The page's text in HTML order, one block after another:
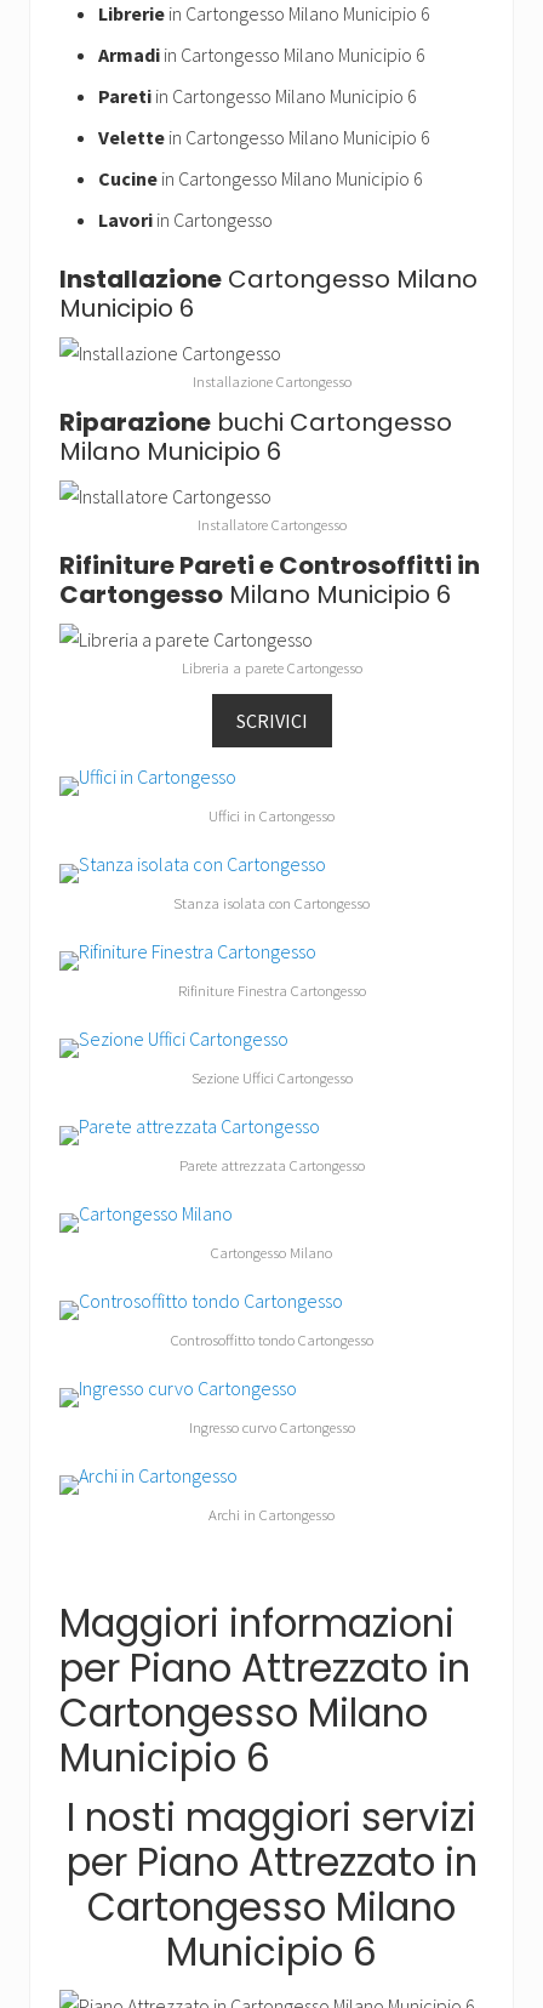
Librerie in Cartongesso Milano Municipio 6
Armadi in Cartongesso Milano Municipio 6
Pareti in Cartongesso Milano Municipio 6
Velette in Cartongesso Milano Municipio 6
Cucine in Cartongesso Milano Municipio 6
Lavori in Cartongesso
Installazione Cartongesso Milano
Municipio 6
Installazione Cartongesso
Riparazione buchi Cartongesso
Milano Municipio 6
Installatore Cartongesso
Rifiniture Pareti e Controsoffitti in
Cartongesso Milano Municipio 6
Libreria a parete Cartongesso
SCRIVICI
Uffici in Cartongesso
Stanza isolata con Cartongesso
Rifiniture Finestra Cartongesso
Sezione Uffici Cartongesso
Parete attrezzata Cartongesso
Cartongesso Milano
Controsoffitto tondo Cartongesso
Ingresso curvo Cartongesso
Archi in Cartongesso
Maggiori informazioni
per Piano Attrezzato in
Cartongesso Milano
Municipio 6
I nosti maggiori servizi
per Piano Attrezzato in
Cartongesso Milano
Municipio 6